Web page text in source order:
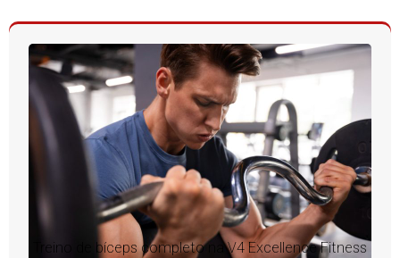
Treino de bíceps completo na V4 Excellence Fitness